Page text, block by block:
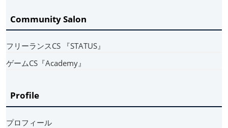
Community Salon
フリーランスCS 『STATUS』
ゲームCS『Academy』
Profile
プロフィール